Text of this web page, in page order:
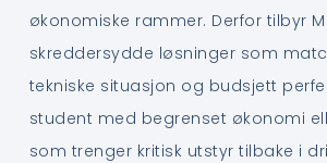
økonomiske rammer. Derfor tilbyr
skreddersydde løsninger som
tekniske situasjon og budsjett
student med begrenset økonomi
som trenger kritisk utstyr tilbake i